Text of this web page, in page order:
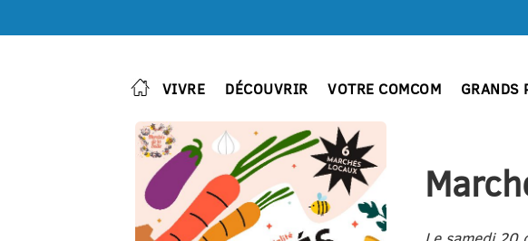
VIVRE DÉCOUVRIR VOTRE COMCOM GRANDS